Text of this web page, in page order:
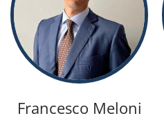
Francesco Meloni